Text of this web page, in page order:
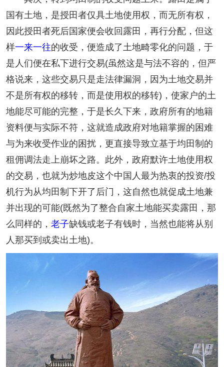
国有土地，是授田者仅具土地使用权，而无所有权，
因此授田者死后国家便会收回露田，再行分配，但这
样一来一往的收受，便造成了土地畸零化的问题，于
是人们便在私下进行交易(虽然这是与法不容的，但严
格说来，这些交易只是走法律漏洞，因为土地交易并
不是所有权的移转，而是使用权的移转)，使家户的土
地能尽可能的完整，于是长久下来，政府所有的地籍
资料便与实际不符，这就造成政府对地籍掌握的困难
与为来收受作业的困扰，更直接导致立基于均田制的
租佣调法走上崩坏之路。此外，政府默许土地使用权
的交易，也就为炒地皮这个中国人最为热衷的投资/投
机行为从均田制下开了后门，这自然也就促成土地兼
并出现的可能(既然为了整合自家土地能买卖露田，那
么同样的， 老子缺钱或老子有钱时，当然也能将从别
人那买到或卖出土地)。